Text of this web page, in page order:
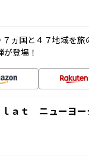
ヵ国と４７地域を
登場！
ａｔ ニューヨー